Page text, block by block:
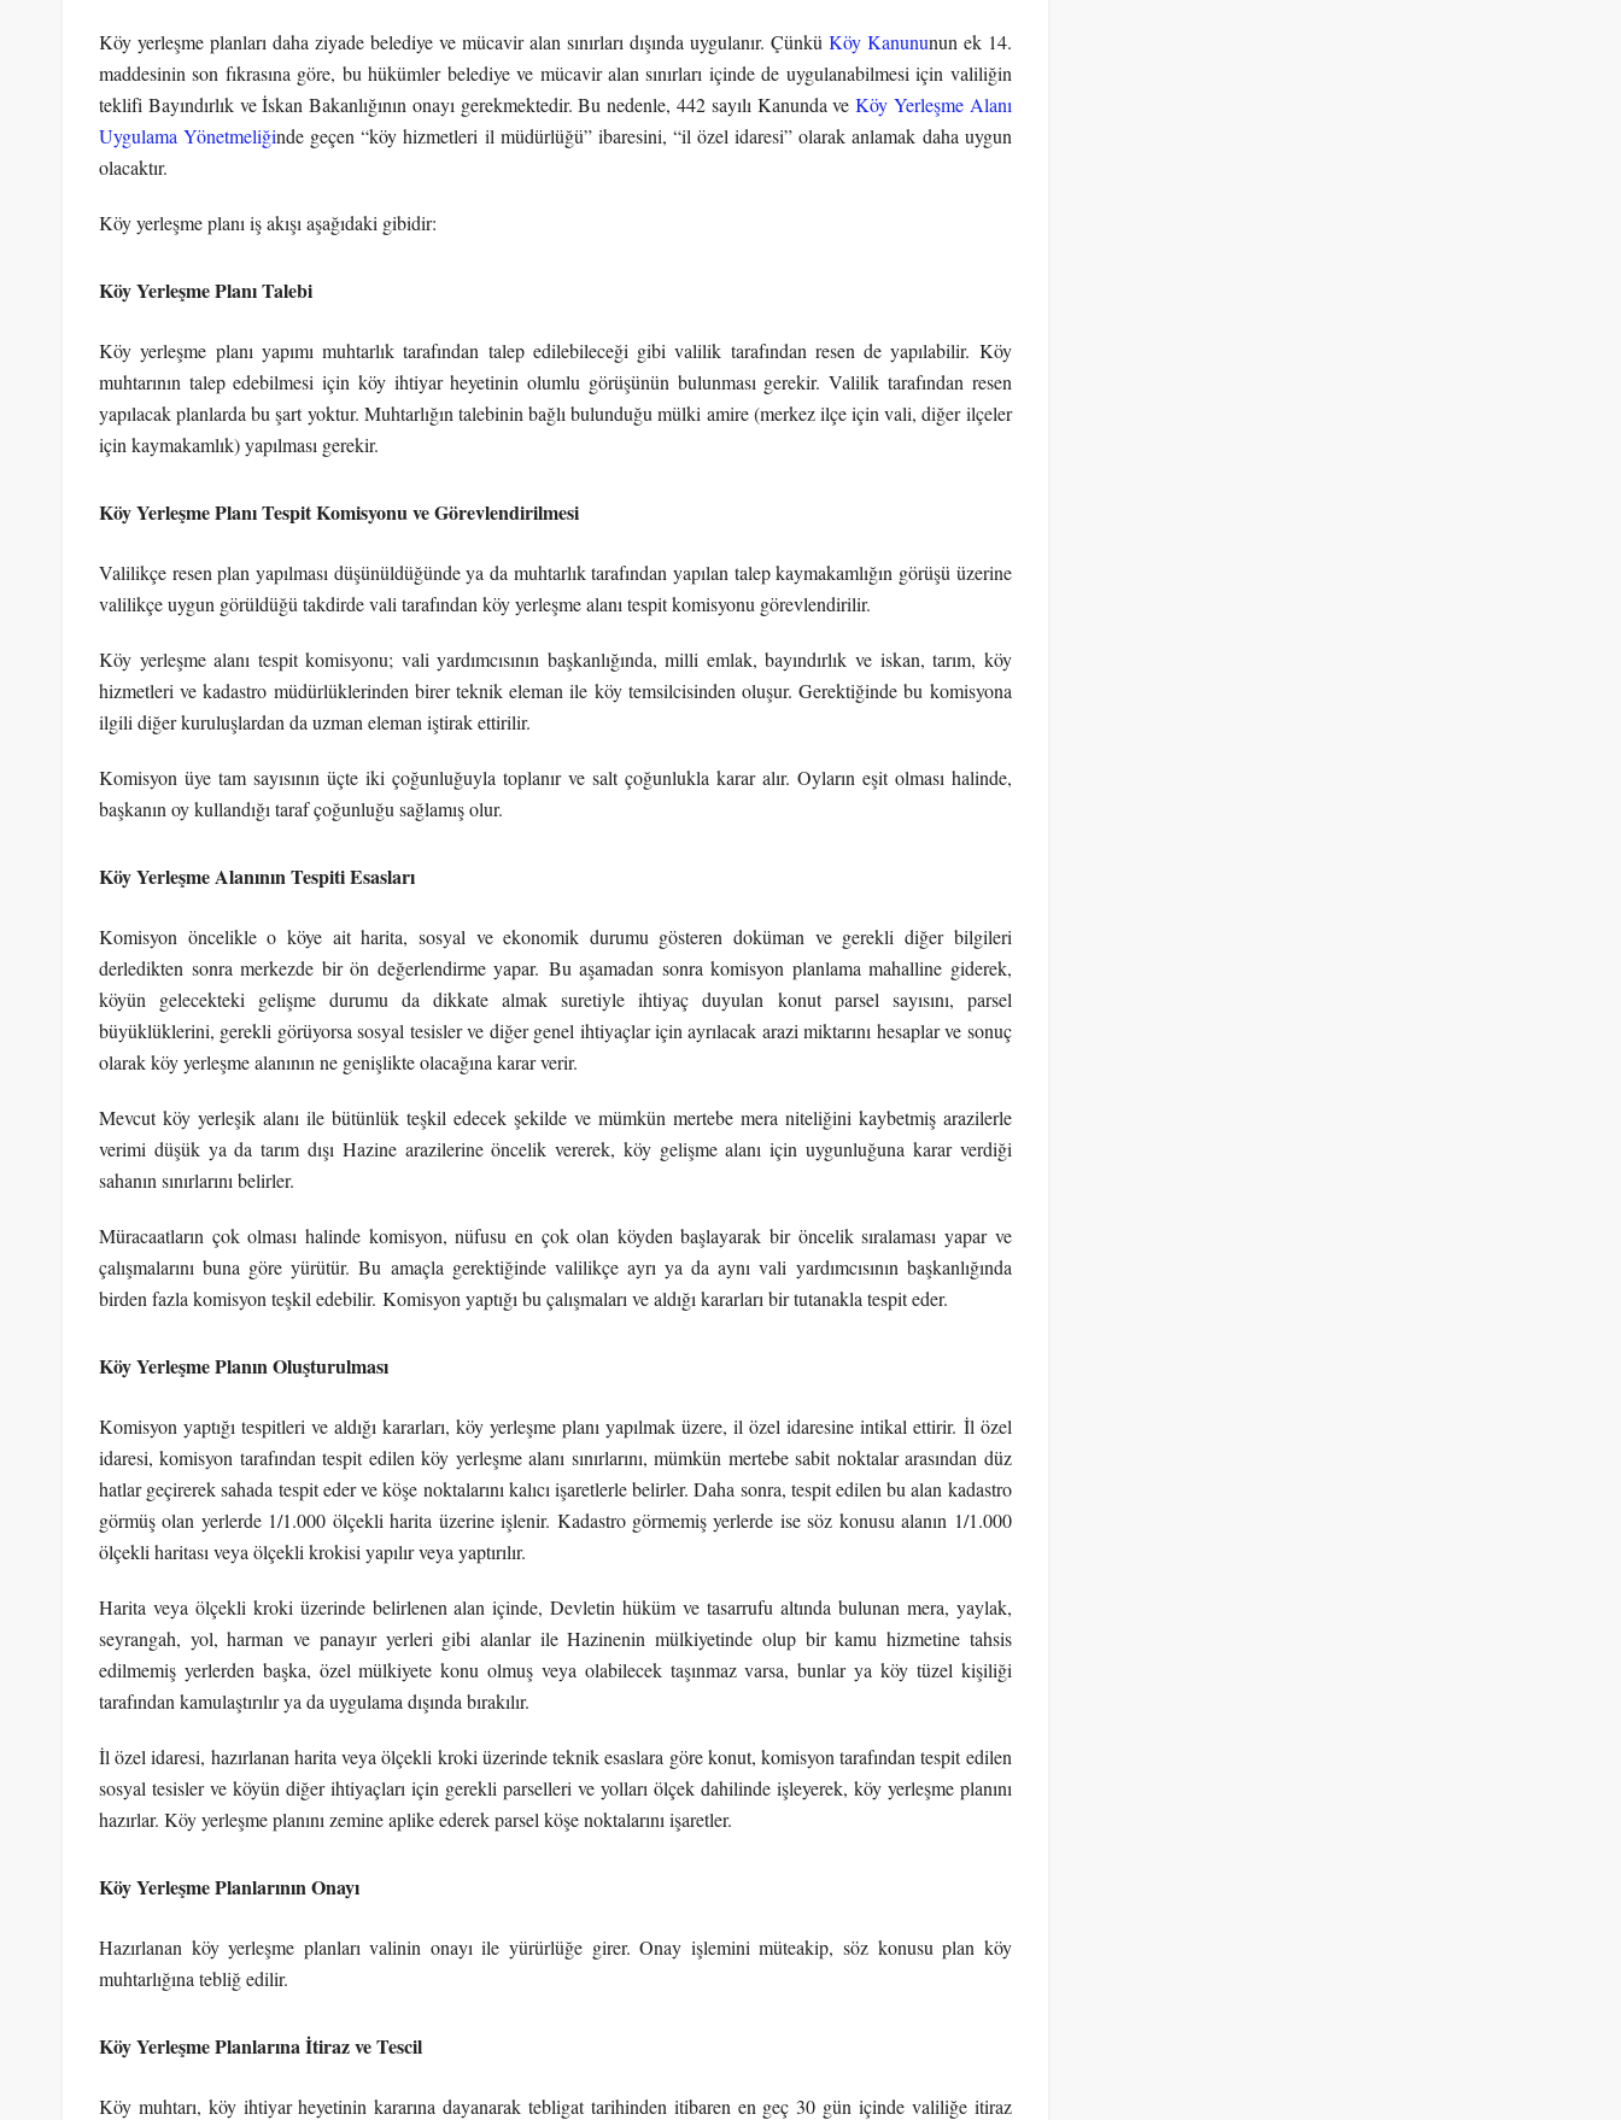
Köy yerleşme planları daha ziyade belediye ve mücavir alan sınırları dışında uygulanır. Çünkü Köy Kanununun ek 14.
maddesinin son fıkrasına göre, bu hükümler belediye ve mücavir alan sınırları içinde de uygulanabilmesi için valiliğin
teklifi Bayındırlık ve İskan Bakanlığının onayı gerekmektedir. Bu nedenle, 442 sayılı Kanunda veKöy Yerleşme Alanı
Uygulama Yönetmeliğinde geçen “köy hizmetleri il müdürlüğü” ibaresini, “il özel idaresi” olarak anlamak daha uygun
olacaktır.
Köy yerleşme planı iş akışı aşağıdaki gibidir:
Köy Yerleşme Planı Talebi
Köy yerleşme planı yapımı muhtarlık tarafından talep edilebileceği gibi valilik tarafından resen de yapılabilir. Köy
muhtarının talep edebilmesi için köy ihtiyar heyetinin olumlu görüşünün bulunması gerekir. Valilik tarafından resen
yapılacak planlarda bu şart yoktur. Muhtarlığın talebinin bağlı bulunduğu mülki amire (merkez ilçe için vali, diğer ilçeler
için kaymakamlık) yapılması gerekir.
Köy Yerleşme Planı Tespit Komisyonu ve Görevlendirilmesi
Valilikçe resen plan yapılması düşünüldüğünde ya da muhtarlık tarafından yapılan talep kaymakamlığın görüşü üzerine
valilikçe uygun görüldüğü takdirde vali tarafından köy yerleşme alanı tespit komisyonu görevlendirilir.
Köy yerleşme alanı tespit komisyonu; vali yardımcısının başkanlığında, milli emlak, bayındırlık ve iskan, tarım, köy
hizmetleri ve kadastro müdürlüklerinden birer teknik eleman ile köy temsilcisinden oluşur. Gerektiğinde bu komisyona
ilgili diğer kuruluşlardan da uzman eleman iştirak ettirilir.
Komisyon üye tam sayısının üçte iki çoğunluğuyla toplanır ve salt çoğunlukla karar alır. Oyların eşit olması halinde,
başkanın oy kullandığı taraf çoğunluğu sağlamış olur.
Köy Yerleşme Alanının Tespiti Esasları
Komisyon öncelikle o köye ait harita, sosyal ve ekonomik durumu gösteren doküman ve gerekli diğer bilgileri
derledikten sonra merkezde bir ön değerlendirme yapar. Bu aşamadan sonra komisyon planlama mahalline giderek,
köyün gelecekteki gelişme durumu da dikkate almak suretiyle ihtiyaç duyulan konut parsel sayısını, parsel
büyüklüklerini, gerekli görüyorsa sosyal tesisler ve diğer genel ihtiyaçlar için ayrılacak arazi miktarını hesaplar ve sonuç
olarak köy yerleşme alanının ne genişlikte olacağına karar verir.
Mevcut köy yerleşik alanı ile bütünlük teşkil edecek şekilde ve mümkün mertebe mera niteliğini kaybetmiş arazilerle
verimi düşük ya da tarım dışı Hazine arazilerine öncelik vererek, köy gelişme alanı için uygunluğuna karar verdiği
sahanın sınırlarını belirler.
Müracaatların çok olması halinde komisyon, nüfusu en çok olan köyden başlayarak bir öncelik sıralaması yapar ve
çalışmalarını buna göre yürütür. Bu amaçla gerektiğinde valilikçe ayrı ya da aynı vali yardımcısının başkanlığında
birden fazla komisyon teşkil edebilir. Komisyon yaptığı bu çalışmaları ve aldığı kararları bir tutanakla tespit eder.
Köy Yerleşme Planın Oluşturulması
Komisyon yaptığı tespitleri ve aldığı kararları, köy yerleşme planı yapılmak üzere, il özel idaresine intikal ettirir. İl özel
idaresi, komisyon tarafından tespit edilen köy yerleşme alanı sınırlarını, mümkün mertebe sabit noktalar arasından düz
hatlar geçirerek sahada tespit eder ve köşe noktalarını kalıcı işaretlerle belirler. Daha sonra, tespit edilen bu alan kadastro
görmüş olan yerlerde 1/1.000 ölçekli harita üzerine işlenir. Kadastro görmemiş yerlerde ise söz konusu alanın 1/1.000
ölçekli haritası veya ölçekli krokisi yapılır veya yaptırılır.
Harita veya ölçekli kroki üzerinde belirlenen alan içinde, Devletin hüküm ve tasarrufu altında bulunan mera, yaylak,
seyrangah, yol, harman ve panayır yerleri gibi alanlar ile Hazinenin mülkiyetinde olup bir kamu hizmetine tahsis
edilmemiş yerlerden başka, özel mülkiyete konu olmuş veya olabilecek taşınmaz varsa, bunlar ya köy tüzel kişiliği
tarafından kamulaştırılır ya da uygulama dışında bırakılır.
İl özel idaresi, hazırlanan harita veya ölçekli kroki üzerinde teknik esaslara göre konut, komisyon tarafından tespit edilen
sosyal tesisler ve köyün diğer ihtiyaçları için gerekli parselleri ve yolları ölçek dahilinde işleyerek, köy yerleşme planını
hazırlar. Köy yerleşme planını zemine aplike ederek parsel köşe noktalarını işaretler.
Köy Yerleşme Planlarının Onayı
Hazırlanan köy yerleşme planları valinin onayı ile yürürlüğe girer. Onay işlemini müteakip, söz konusu plan köy
muhtarlığına tebliğ edilir.
Köy Yerleşme Planlarına İtiraz ve Tescil
Köy muhtarı, köy ihtiyar heyetinin kararına dayanarak tebligat tarihinden itibaren en geç 30 gün içinde valiliğe itiraz